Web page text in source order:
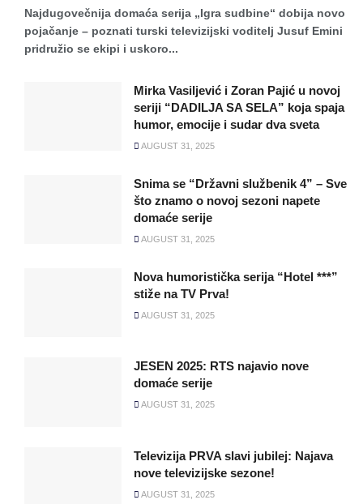
Najdugovečnija domaća serija „Igra sudbine“ dobija novo
pojačanje – poznati turski televizijski voditelj Jusuf Emini
pridružio se ekipi i uskoro...
Mirka Vasiljević i Zoran Pajić u novoj
seriji “DADILJA SA SELA” koja spaja
humor, emocije i sudar dva sveta
AUGUST 31, 2025
Snima se “Državni službenik 4” – Sve
što znamo o novoj sezoni napete
domaće serije
AUGUST 31, 2025
Nova humoristička serija “Hotel ***”
stiže na TV Prva!
AUGUST 31, 2025
JESEN 2025: RTS najavio nove
domaće serije
AUGUST 31, 2025
Televizija PRVA slavi jubilej: Najava
nove televizijske sezone!
AUGUST 31, 2025